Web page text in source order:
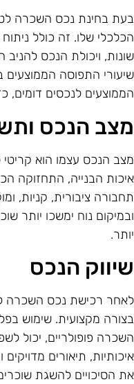
בחינת נכס השכרה
שלו. זה כולל ניתוח
ויכולת הנכס להניב
התפוסה הממוצעים
לנכסים דומים,
הנכס
הנכס עצמו הוא
הבנייה, התחזוקה
ציבורית, קניות,
נוח ימשכו יותר
הנכס
רכישת נכס השכרה
מקצועית. שימוש
פופולריים, יכול
תיאורים
הסיכויים להשגת